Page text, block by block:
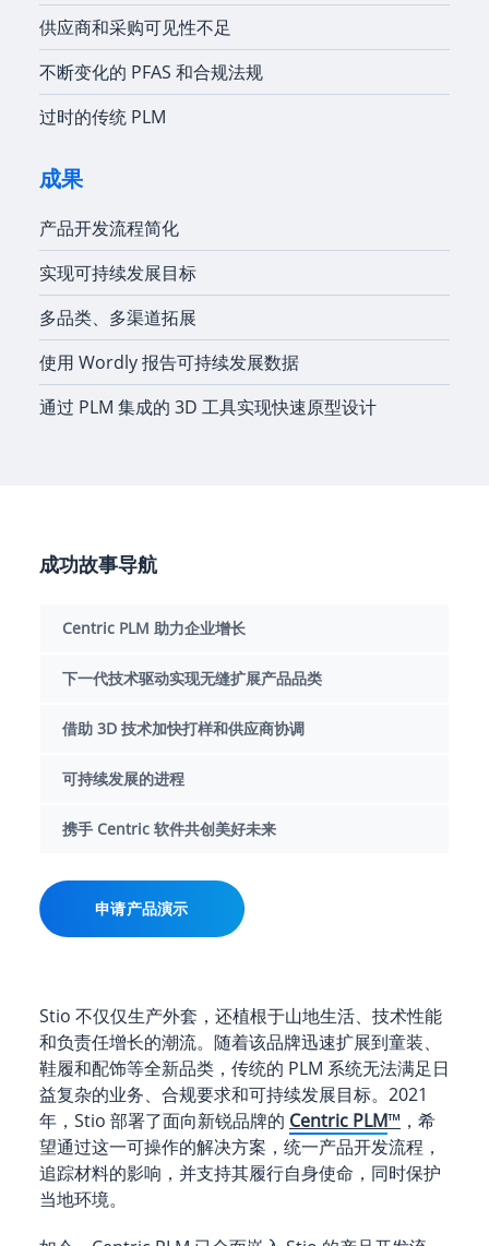
供应商和采购可见性不足
不断变化的 PFAS 和合规法规
过时的传统 PLM
成果
产品开发流程简化
实现可持续发展目标
多品类、多渠道拓展
使用 Wordly 报告可持续发展数据
通过 PLM 集成的 3D 工具实现快速原型设计
成功故事导航
Centric PLM 助力企业增长
下一代技术驱动实现无缝扩展产品品类
借助 3D 技术加快打样和供应商协调
可持续发展的进程
携手 Centric 软件共创美好未来
申请产品演示
Stio 不仅仅生产外套，还植根于山地生活、技术性能
和负责任增长的潮流。随着该品牌迅速扩展到童装、
鞋履和配饰等全新品类，传统的 PLM 系统无法满足日
益复杂的业务、合规要求和可持续发展目标。2021
年，Stio 部署了面向新锐品牌的 Centric PLM™ ，希
望通过这一可操作的解决方案，统一产品开发流程，
追踪材料的影响，并支持其履行自身使命，同时保护
当地环境。